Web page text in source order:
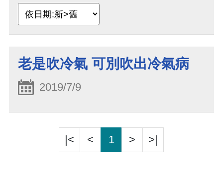
老是吹冷氣 可別吹出冷氣病
2019/7/9
|< < 1 > >|